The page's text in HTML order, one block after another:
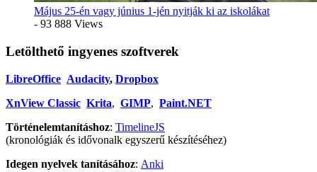
Május 25-én vagy június 1-jén nyitják ki az iskolákat
- 93 888 Views
Letölthető ingyenes szoftverek
LibreOffice Audacity, Dropbox
XnView Classic Krita, GIMP, Paint.NET
Történelemtanításhoz: TimelineJS
(kronológiák és idővonalk egyszerű készítéséhez)
Idegen nyelvek tanításához: Anki